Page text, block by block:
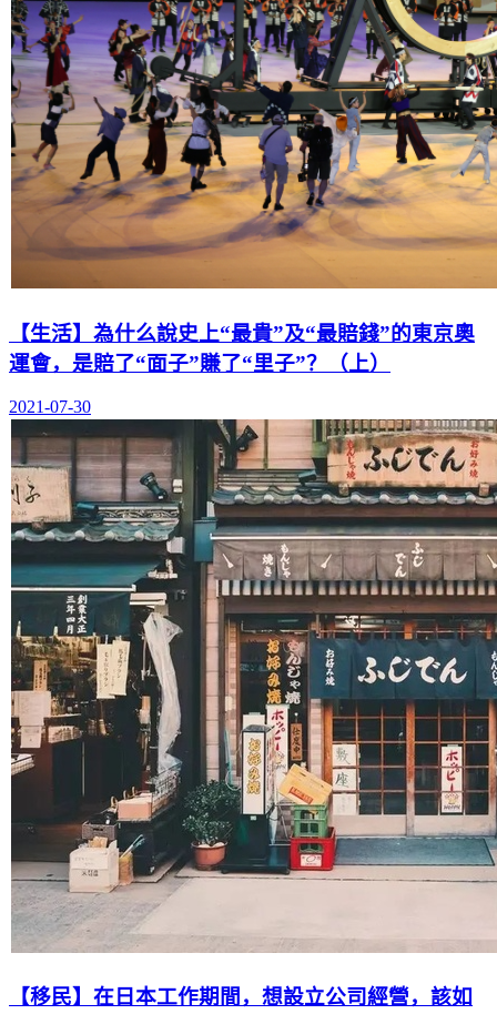
【生活】為什么說史上“最貴”及“最賠錢”的東京奧
運會，是賠了“面子”賺了“里子”？（上）
2021-07-30
【移民】在日本工作期間，想設立公司經營，該如